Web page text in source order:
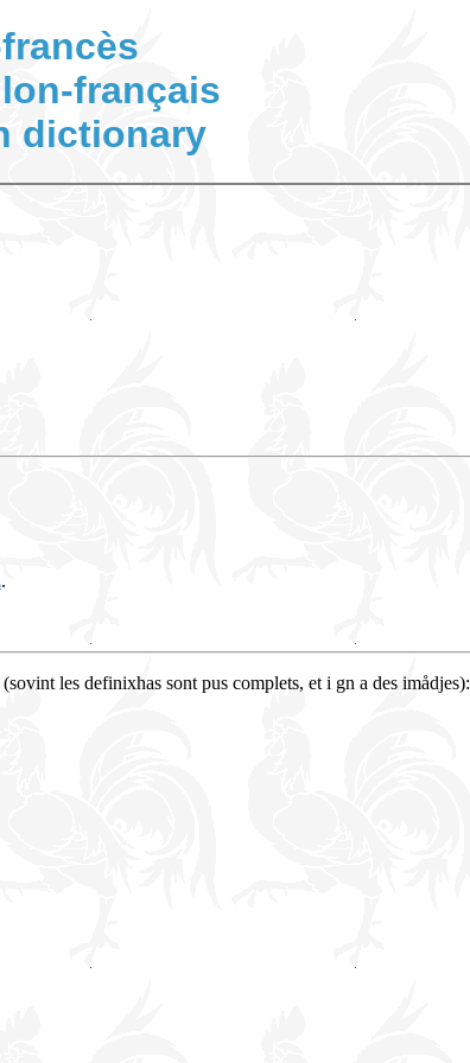
français
dictionary
.
(sovint les definixhas sont pus complets, et i gn a des imådjes):